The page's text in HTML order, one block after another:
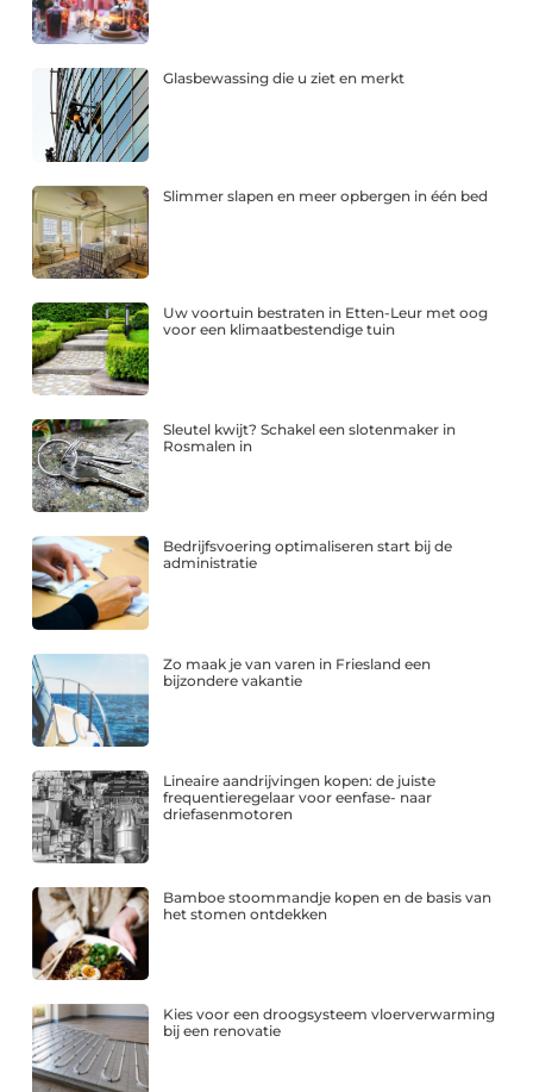
Glasbewassing die u ziet en merkt
Slimmer slapen en meer opbergen in één bed
Uw voortuin bestraten in Etten-Leur met oog
voor een klimaatbestendige tuin
Sleutel kwijt? Schakel een slotenmaker in
Rosmalen in
Bedrijfsvoering optimaliseren start bij de
administratie
Zo maak je van varen in Friesland een
bijzondere vakantie
Lineaire aandrijvingen kopen: de juiste
frequentieregelaar voor eenfase- naar
driefasenmotoren
Bamboe stoommandje kopen en de basis van
het stomen ontdekken
Kies voor een droogsysteem vloerverwarming
bij een renovatie